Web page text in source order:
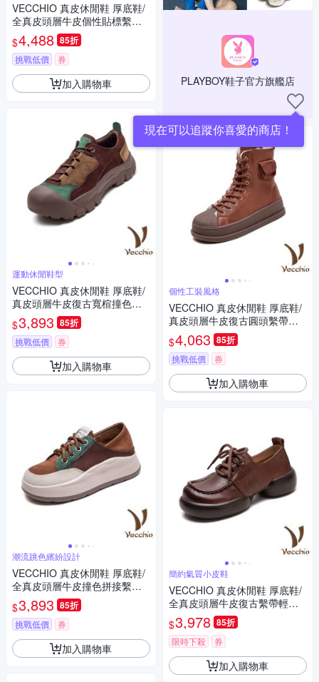
VECCHIO 真皮休閒鞋 厚底鞋/
全真皮頭層牛皮個性貼標繫帶
厚底休閒鞋 棕
$4,488 85折
挑戰低價 券
加入購物車
運動休閒鞋型
VECCHIO 真皮休閒鞋 厚底鞋/
真皮頭層牛皮復古寬楦撞色拼
接厚底休閒鞋 咖
$3,893 85折
挑戰低價 券
加入購物車
潮流跳色繽紛設計
VECCHIO 真皮休閒鞋 厚底鞋/
全真皮頭層牛皮撞色拼接繫帶
厚底休閒鞋 棕
$3,893 85折
挑戰低價 券
加入購物車
PLAYBOY鞋子官方旗艦店
現在可以追蹤你喜愛的商店！
個性工裝風格
VECCHIO 真皮休閒鞋 厚底鞋/
真皮頭層牛皮復古圓頭繫帶保
暖機能厚底休閒鞋 棕
$4,063 85折
挑戰低價 券
加入購物車
簡約氣質小皮鞋
VECCHIO 真皮休閒鞋 厚底鞋/
全真皮頭層牛皮復古繫帶輕量
厚底休閒鞋 棕
$3,978 85折
限時下殺 券
加入購物車